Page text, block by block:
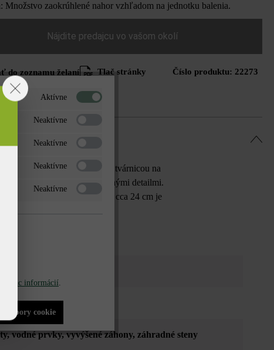
Množstvo zaokrúhlené nahor vzhľadom na jednotku balenia.
Nájdite predajcu vo vašom okolí
do zoznamu želaní Tlač stránky Číslo produktu: 22273
mimoriadne obľúbenou tvárnicou na
fontánkami a mnohými inými detailmi.
ŠM24 so šírkou múru cca 24 cm je
, vodné prvky, vyvýšené záhony, záhradné steny
Aktívne
Neaktívne
Neaktívne
Neaktívne
Neaktívne
Viac informácií.
súbory cookie